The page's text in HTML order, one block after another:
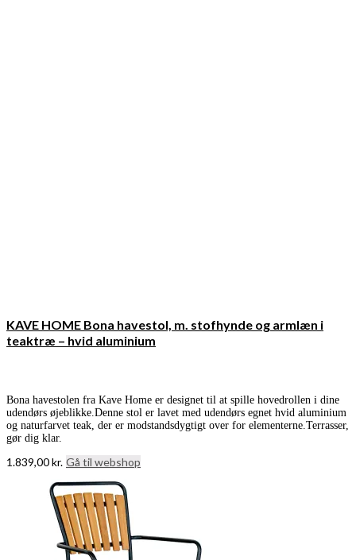
KAVE HOME Bona havestol, m. stofhynde og armlæn i
teaktræ – hvid aluminium
Bona havestolen fra Kave Home er designet til at spille hovedrollen i dine
udendørs øjeblikke.Denne stol er lavet med udendørs egnet hvid aluminium
og naturfarvet teak, der er modstandsdygtigt over for elementerne.Terrasser,
gør dig klar.
1.839,00kr. Gå til webshop